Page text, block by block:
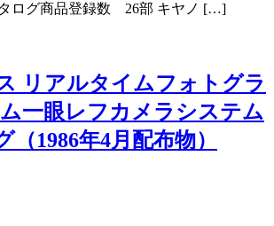
ログ商品登録数 26部 キヤノ […]
リアルタイムフォトグラ
一眼レフカメラシステム
1986年4月配布物）